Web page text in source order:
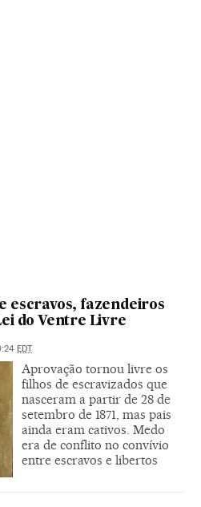
escravos, fazendeiros
do Ventre Livre
EDT
Aprovação tornou livre os
filhos de escravizados que
nasceram a partir de 28 de
setembro de 1871, mas pais
ainda eram cativos. Medo
era de conflito no convívio
entre escravos e libertos